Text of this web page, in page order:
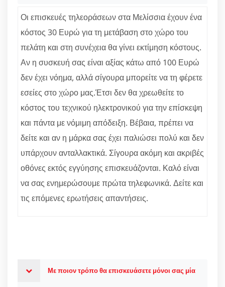
Οι επισκευές τηλεοράσεων στα Μελίσσια έχουν ένα
κόστος 30 Ευρώ για τη μετάβαση στο χώρο του
πελάτη και στη συνέχεια θα γίνει εκτίμηση κόστους.
Αν η συσκευή σας είναι αξίας κάτω από 100 Ευρώ
δεν έχει νόημα, αλλά σίγουρα μπορείτε να τη φέρετε
εσείες στο χώρο μας.Έτσι δεν θα χρεωθείτε το
κόστος του τεχνικού ηλεκτρονικού για την επίσκεψη
και πάντα με νόμιμη απόδειξη. Βέβαια, πρέπει να
δείτε και αν η μάρκα σας έχει παλιώσει πολύ και δεν
υπάρχουν ανταλλακτικά. Σίγουρα ακόμη και ακριβές
οθόνες εκτός εγγύησης επισκευάζονται. Καλό είναι
να σας ενημερώσουμε πρώτα τηλεφωνικά. Δείτε και
τις επόμενες ερωτήσεις απαντήσεις.
Με ποιον τρόπο θα επισκευάσετε μόνοι σας μία